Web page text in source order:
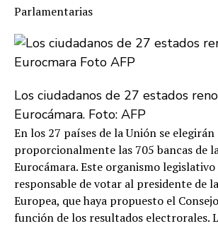
Parlamentarias
Los ciudadanos de 27 estados
Eurocámara. Foto: AFP
En los 27 países de la Unión se elegirán
proporcionalmente las 705 bancas de
Eurocámara. Este organismo legislativo
responsable de votar al presidente de
Europea, que haya propuesto el
función de los resultados electrorales.